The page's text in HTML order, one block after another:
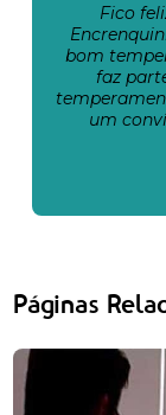
Fico
bom
faz
um
Páginas